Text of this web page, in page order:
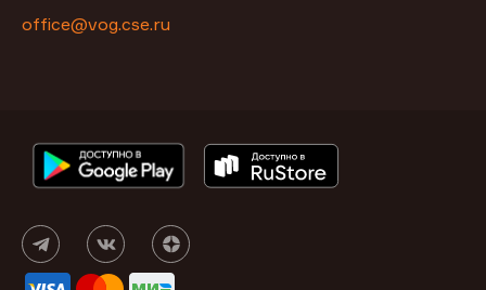
office@vog.cse.ru